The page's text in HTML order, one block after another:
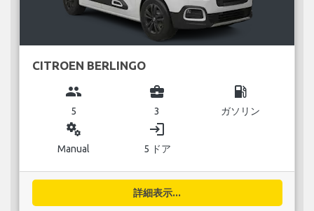
CITROEN BERLINGO
group
5
business_center
3
local_gas_station
ガソリン
miscellaneous_services
Manual
login
5 ドア
詳細表示...